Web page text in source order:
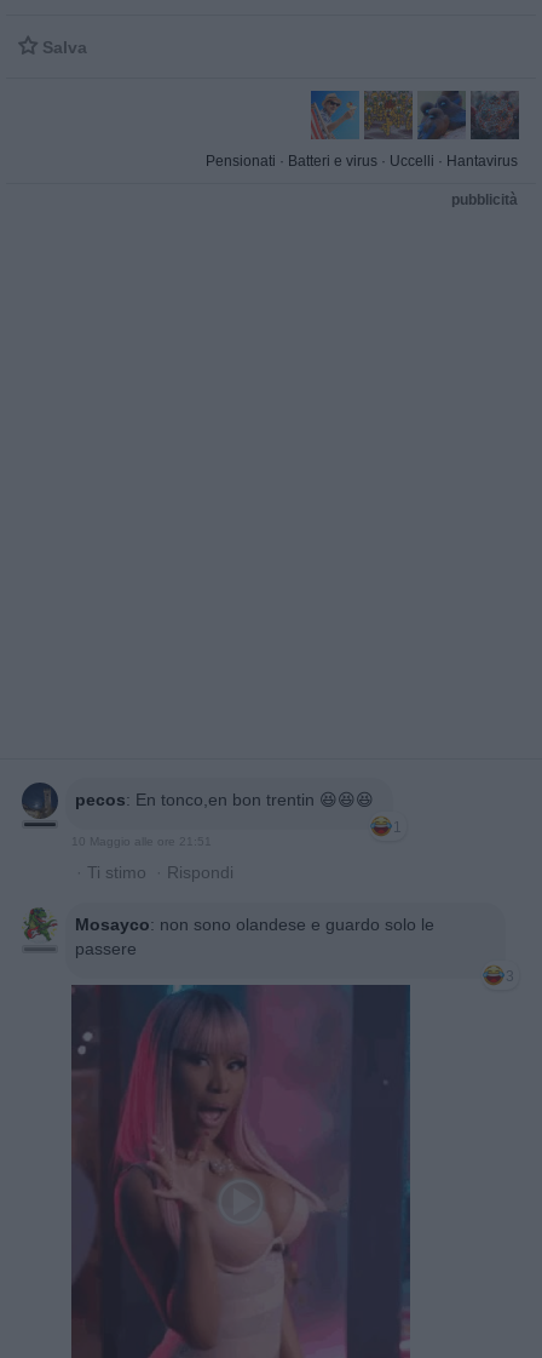
 Salva
Pensionati · Batteri e virus · Uccelli · Hantavirus
pubblicità
pecos: En tonco,en bon trentin 😆😆😆
1
· Ti stimo · Rispondi
Mosayco: non sono olandese e guardo solo le
passere
3